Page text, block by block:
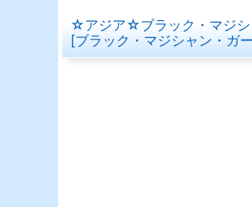
☆アジア☆ブラック・マジシ
[ブラック・マジシャン・ガ